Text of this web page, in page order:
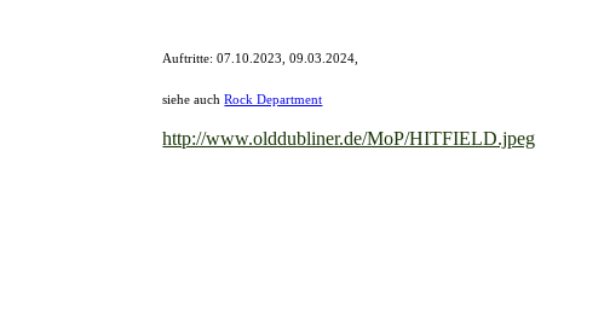
Auftritte: 07.10.2023, 09.03.2024,
siehe auchRock Department
http://www.olddubliner.de/MoP/HITFIELD.jpeg